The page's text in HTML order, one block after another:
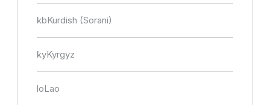
kbKurdish (Sorani)
kyKyrgyz
loLao